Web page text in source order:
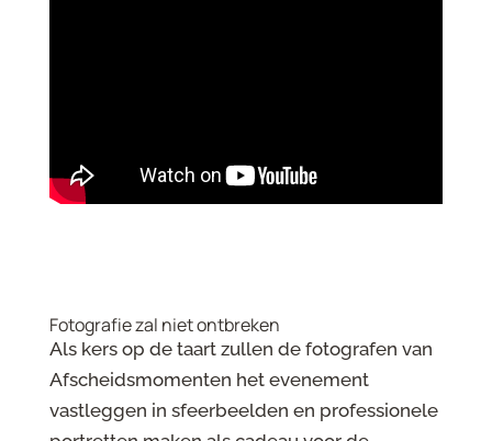
Fotografie zal niet ontbreken
Als kers op de taart zullen de fotografen van
Afscheidsmomenten het evenement
vastleggen in sfeerbeelden en professionele